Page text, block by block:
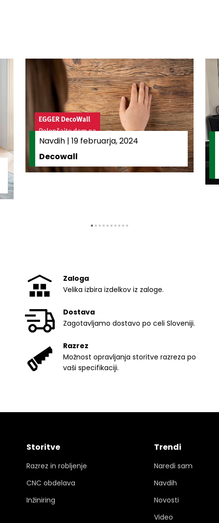
Navdih | 19 februarja, 2024
Decowall
Zaloga
Velika izbira izdelkov iz zaloge.
Dostava
Zagotavljamo dostavo po celi Sloveniji.
Razrez
Možnost opravljanja storitve razreza po
vaši specifikaciji.
Storitve
Razrez in robljenje
CNC obdelava
Inžiniring
Trendi
Naredi sam
Navdih
Novosti
Video